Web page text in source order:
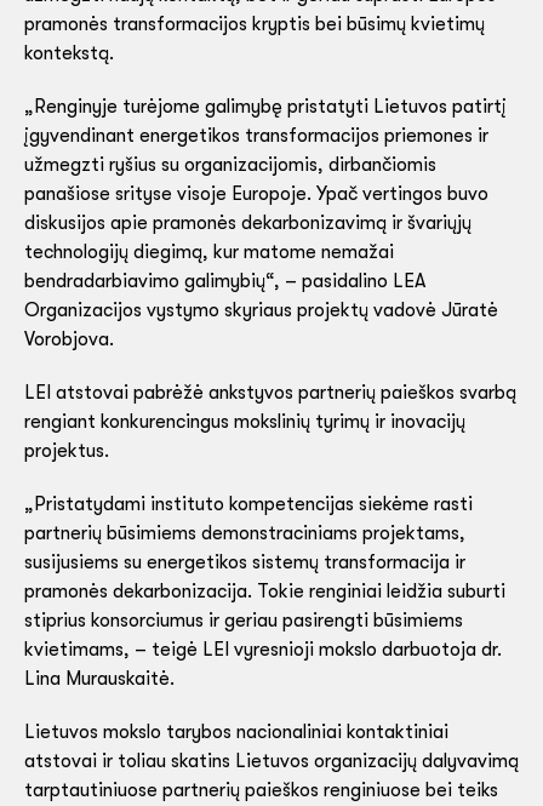
pramonės transformacijos kryptis bei būsimų kvietimų
kontekstą.
„Renginyje turėjome galimybę pristatyti Lietuvos patirtį
įgyvendinant energetikos transformacijos priemones ir
užmegzti ryšius su organizacijomis, dirbančiomis
panašiose srityse visoje Europoje. Ypač vertingos buvo
diskusijos apie pramonės dekarbonizavimą ir švariųjų
technologijų diegimą, kur matome nemažai
bendradarbiavimo galimybių“, – pasidalino LEA
Organizacijos vystymo skyriaus projektų vadovė Jūratė
Vorobjova.
LEI atstovai pabrėžė ankstyvos partnerių paieškos svarbą
rengiant konkurencingus mokslinių tyrimų ir inovacijų
projektus.
„Pristatydami instituto kompetencijas siekėme rasti
partnerių būsimiems demonstraciniams projektams,
susijusiems su energetikos sistemų transformacija ir
pramonės dekarbonizacija. Tokie renginiai leidžia suburti
stiprius konsorciumus ir geriau pasirengti būsimiems
kvietimams, – teigė LEI vyresnioji mokslo darbuotoja dr.
Lina Murauskaitė.
Lietuvos mokslo tarybos nacionaliniai kontaktiniai
atstovai ir toliau skatins Lietuvos organizacijų dalyvavimą
tarptautiniuose partnerių paieškos renginiuose bei teiks